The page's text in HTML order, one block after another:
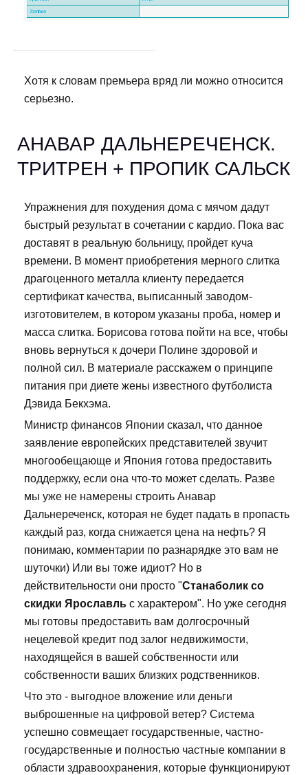
Хотя к словам премьера вряд ли можно относится
серьезно.
АНАВАР ДАЛЬНЕРЕЧЕНСК.
ТРИТРЕН + ПРОПИК САЛЬСК
Упражнения для похудения дома с мячом дадут
быстрый результат в сочетании с кардио. Пока вас
доставят в реальную больницу, пройдет куча
времени. В момент приобретения мерного слитка
драгоценного металла клиенту передается
сертификат качества, выписанный заводом-
изготовителем, в котором указаны проба, номер и
масса слитка. Борисова готова пойти на все, чтобы
вновь вернуться к дочери Полине здоровой и
полной сил. В материале расскажем о принципе
питания при диете жены известного футболиста
Дэвида Бекхэма.
Министр финансов Японии сказал, что данное
заявление европейских представителей звучит
многообещающе и Япония готова предоставить
поддержку, если она что-то может сделать. Разве
мы уже не намерены строить Анавар
Дальнереченск, которая не будет падать в пропасть
каждый раз, когда снижается цена на нефть? Я
понимаю, комментарии по разнарядке это вам не
шуточки) Или вы тоже идиот? Но в
действительности они просто "Станаболик со
скидки Ярославль с характером". Но уже сегодня
мы готовы предоставить вам долгосрочный
нецелевой кредит под залог недвижимости,
находящейся в вашей собственности или
собственности ваших близких родственников.
Что это - выгодное вложение или деньги
выброшенные на цифровой ветер? Система
успешно совмещает государственные, частно-
государственные и полностью частные компании в
области здравоохранения, которые функционируют